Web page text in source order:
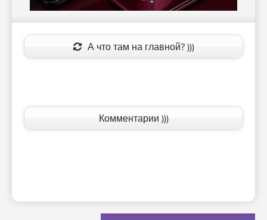
А что там на главной? )))
Комментарии )))